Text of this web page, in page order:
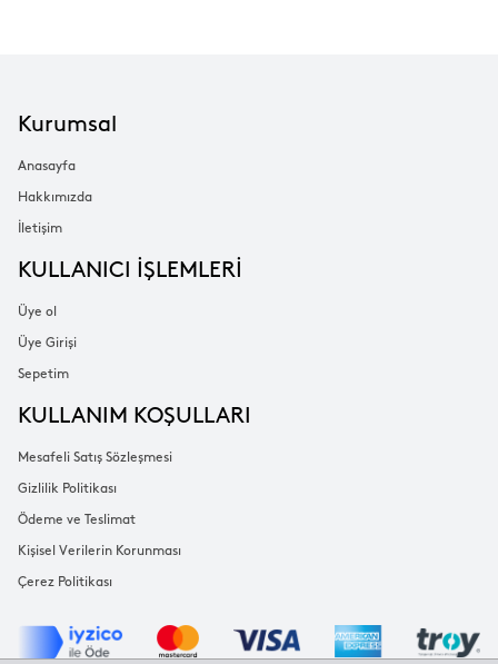
Kurumsal
Anasayfa
Hakkımızda
İletişim
KULLANICI İŞLEMLERİ
Üye ol
Üye Girişi
Sepetim
KULLANIM KOŞULLARI
Mesafeli Satış Sözleşmesi
Gizlilik Politikası
Ödeme ve Teslimat
Kişisel Verilerin Korunması
Çerez Politikası